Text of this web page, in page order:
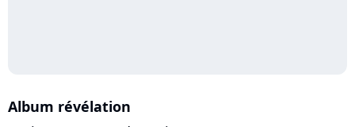
Album révélation